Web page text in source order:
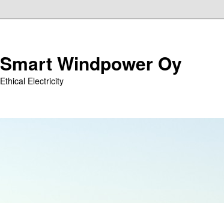
Smart Windpower Oy
Ethical Electricity